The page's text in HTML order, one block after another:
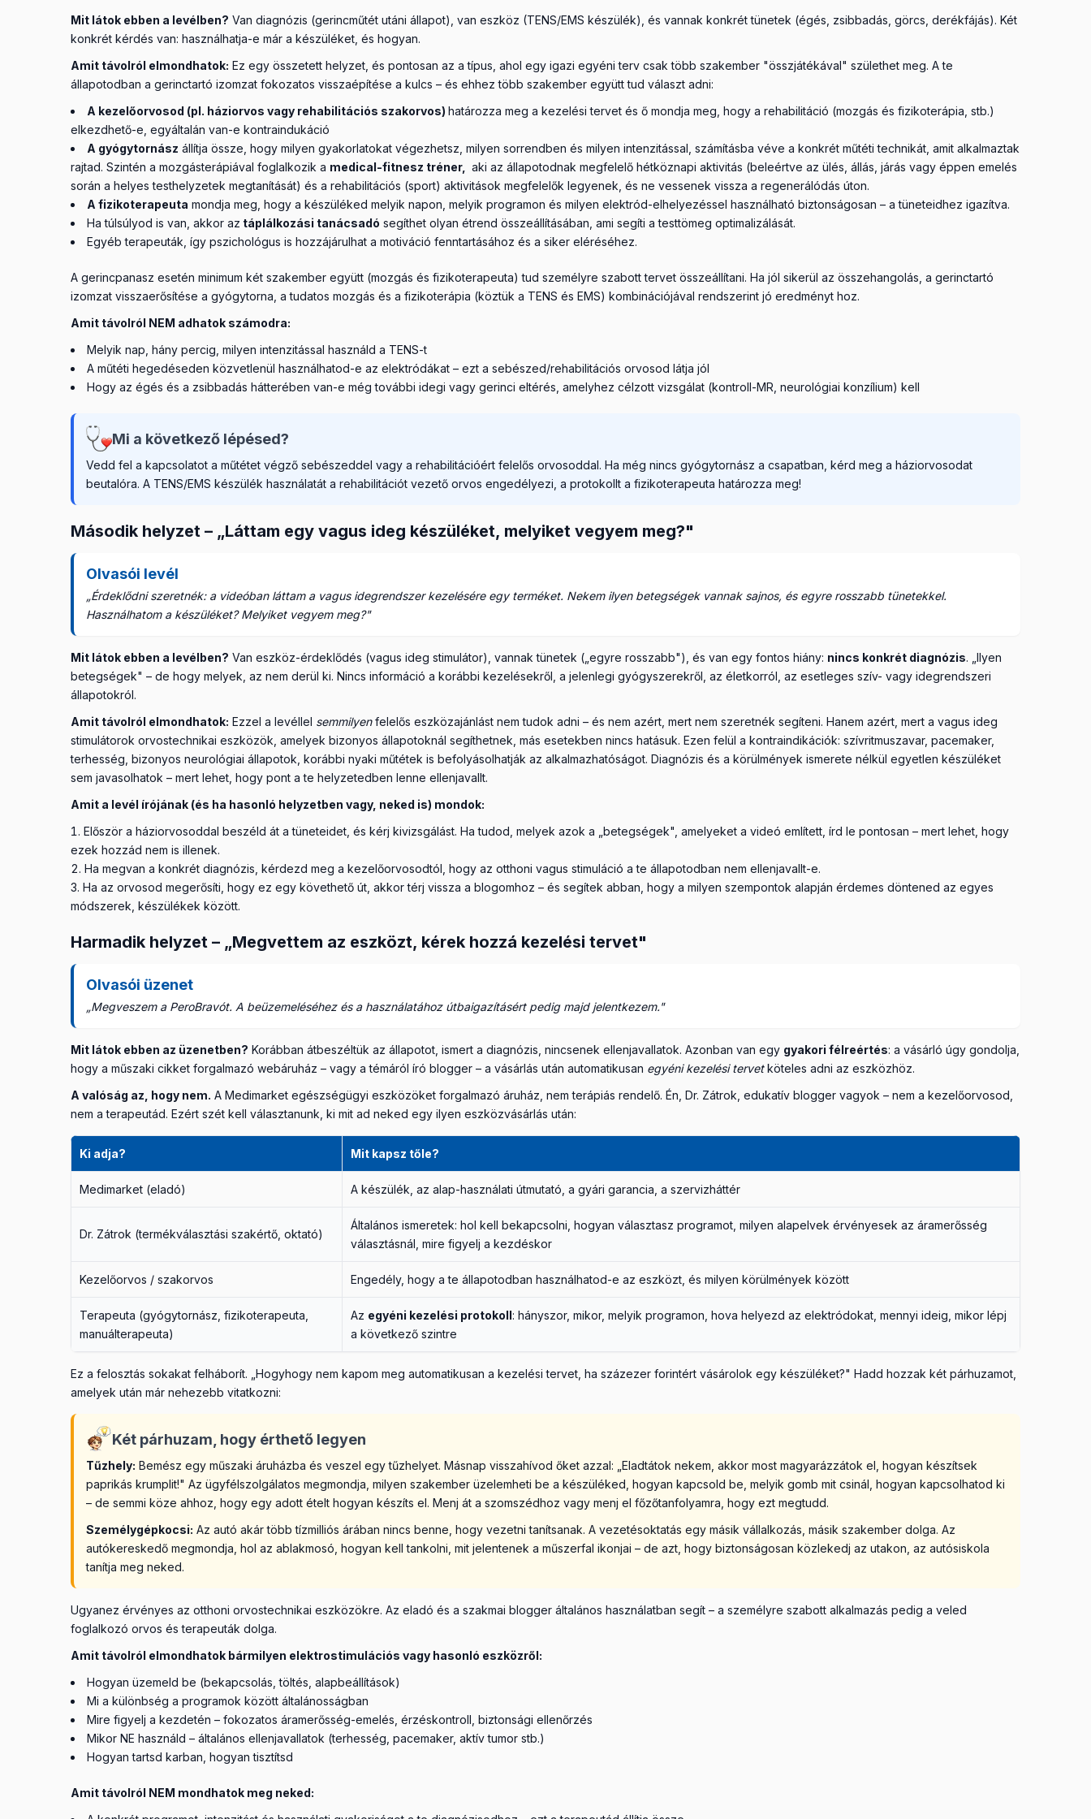
Mit látok ebben a levélben? Van diagnózis (gerincműtét utáni állapot), van eszköz (TENS/EMS készülék), és vannak konkrét tünetek (égés, zsibbadás, görcs, derékfájás). Két
konkrét kérdés van: használhatja-e már a készüléket, és hogyan.
Amit távolról elmondhatok: Ez egy összetett helyzet, és pontosan az a típus, ahol egy igazi egyéni terv csak több szakember "összjátékával" születhet meg. A te
állapotodban a gerinctartó izomzat fokozatos visszaépítése a kulcs – és ehhez több szakember együtt tud választ adni:
A kezelőorvosod (pl. háziorvos vagy rehabilitációs szakorvos) határozza meg a kezelési tervet és ő mondja meg, hogy a rehabilitáció (mozgás és fizikoterápia, stb.)
elkezdhető-e, egyáltalán van-e kontraindukáció
A gyógytornász állítja össze, hogy milyen gyakorlatokat végezhetsz, milyen sorrendben és milyen intenzitással, számításba véve a konkrét műtéti technikát, amit alkalmaztak
rajtad. Szintén a mozgásterápiával foglalkozik a medical-fitnesz tréner,
aki az állapotodnak megfelelő hétköznapi aktivitás (beleértve az ülés, állás, járás vagy éppen emelés
során a helyes testhelyzetek megtanítását) és a rehabilitációs (sport) aktivitások megfelelők legyenek, és ne vessenek vissza a regenerálódás úton.
A fizikoterapeuta mondja meg, hogy a készüléked melyik napon, melyik programon és milyen elektród-elhelyezéssel használható biztonságosan – a tüneteidhez igazítva.
Ha túlsúlyod is van, akkor az táplálkozási tanácsadó segíthet olyan étrend összeállításában, ami segíti a testtömeg optimalizálását.
Egyéb terapeuták, így pszichológus is hozzájárulhat a motiváció fenntartásához és a siker eléréséhez.
A gerincpanasz esetén minimum két szakember együtt (mozgás és fizikoterapeuta) tud személyre szabott tervet összeállítani. Ha jól sikerül az összehangolás, a gerinctartó
izomzat visszaerősítése a gyógytorna, a tudatos mozgás és a fizikoterápia (köztük a TENS és EMS) kombinációjával rendszerint jó eredményt hoz.
Amit távolról NEM adhatok számodra:
Melyik nap, hány percig, milyen intenzitással használd a TENS-t
A műtéti hegedéseden közvetlenül használhatod-e az elektródákat – ezt a sebészed/rehabilitációs orvosod látja jól
Hogy az égés és a zsibbadás hátterében van-e még további idegi vagy gerinci eltérés, amelyhez célzott vizsgálat (kontroll-MR, neurológiai konzílium) kell
Mi a következő lépésed?
Vedd fel a kapcsolatot a műtétet végző sebészeddel vagy a rehabilitációért felelős orvosoddal. Ha még nincs gyógytornász a csapatban, kérd meg a háziorvosodat
beutalóra. A TENS/EMS készülék használatát a rehabilitációt vezető orvos engedélyezi, a protokollt a fizikoterapeuta határozza meg!
Második helyzet – „Láttam egy vagus ideg készüléket, melyiket vegyem meg?"
Olvasói levél
„Érdeklődni szeretnék: a videóban láttam a vagus idegrendszer kezelésére egy terméket. Nekem ilyen betegségek vannak sajnos, és egyre rosszabb tünetekkel.
Használhatom a készüléket? Melyiket vegyem meg?"
Mit látok ebben a levélben? Van eszköz-érdeklődés (vagus ideg stimulátor), vannak tünetek („egyre rosszabb"), és van egy fontos hiány: nincs konkrét diagnózis. „Ilyen
betegségek" – de hogy melyek, az nem derül ki. Nincs információ a korábbi kezelésekről, a jelenlegi gyógyszerekről, az életkorról, az esetleges szív- vagy idegrendszeri
állapotokról.
Amit távolról elmondhatok: Ezzel a levéllel semmilyenfelelős eszközajánlást nem tudok adni – és nem azért, mert nem szeretnék segíteni. Hanem azért, mert a vagus ideg
stimulátorok orvostechnikai eszközök, amelyek bizonyos állapotoknál segíthetnek, más esetekben nincs hatásuk. Ezen felül a kontraindikációk: szívritmuszavar, pacemaker,
terhesség, bizonyos neurológiai állapotok, korábbi nyaki műtétek is befolyásolhatják az alkalmazhatóságot. Diagnózis és a körülmények ismerete nélkül egyetlen készüléket
sem javasolhatok – mert lehet, hogy pont a te helyzetedben lenne ellenjavallt.
Amit a levél írójának (és ha hasonló helyzetben vagy, neked is) mondok:
Először a háziorvosoddal beszéld át a tüneteidet, és kérj kivizsgálást. Ha tudod, melyek azok a „betegségek", amelyeket a videó említett, írd le pontosan – mert lehet, hogy
ezek hozzád nem is illenek.
Ha megvan a konkrét diagnózis, kérdezd meg a kezelőorvosodtól, hogy az otthoni vagus stimuláció a te állapotodban nem ellenjavallt-e.
Ha az orvosod megerősíti, hogy ez egy követhető út, akkor térj vissza a blogomhoz – és segítek abban, hogy a milyen szempontok alapján érdemes döntened az egyes
módszerek, készülékek között.
Harmadik helyzet – „Megvettem az eszközt, kérek hozzá kezelési tervet"
Olvasói üzenet
„Megveszem a PeroBravót. A beüzemeléséhez és a használatához útbaigazításért pedig majd jelentkezem."
Mit látok ebben az üzenetben? Korábban átbeszéltük az állapotot, ismert a diagnózis, nincsenek ellenjavallatok. Azonban van egy gyakori félreértés: a vásárló úgy gondolja,
hogy a műszaki cikket forgalmazó webáruház – vagy a témáról író blogger – a vásárlás után automatikusan egyéni kezelési tervetköteles adni az eszközhöz.
A valóság az, hogy nem. A Medimarket egészségügyi eszközöket forgalmazó áruház, nem terápiás rendelő. Én, Dr. Zátrok, edukatív blogger vagyok – nem a kezelőorvosod,
nem a terapeutád. Ezért szét kell választanunk, ki mit ad neked egy ilyen eszközvásárlás után:
Ki adja? Mit kapsz tőle?
Medimarket (eladó) A készülék, az alap-használati útmutató, a gyári garancia, a szervizháttér
Dr. Zátrok (termékválasztási szakértő, oktató)
Általános ismeretek: hol kell bekapcsolni, hogyan választasz programot, milyen alapelvek érvényesek az áramerősség
választásnál, mire figyelj a kezdéskor
Kezelőorvos / szakorvos Engedély, hogy a te állapotodban használhatod-e az eszközt, és milyen körülmények között
Terapeuta (gyógytornász, fizikoterapeuta,
manuálterapeuta)
Az egyéni kezelési protokoll: hányszor, mikor, melyik programon, hova helyezd az elektródokat, mennyi ideig, mikor lépj
a következő szintre
Ez a felosztás sokakat felháborít. „Hogyhogy nem kapom meg automatikusan a kezelési tervet, ha százezer forintért vásárolok egy készüléket?" Hadd hozzak két párhuzamot,
amelyek után már nehezebb vitatkozni:
Két párhuzam, hogy érthető legyen
Tűzhely: Bemész egy műszaki áruházba és veszel egy tűzhelyet. Másnap visszahívod őket azzal: „Eladtátok nekem, akkor most magyarázzátok el, hogyan készítsek
paprikás krumplit!" Az ügyfélszolgálatos megmondja, milyen szakember üzelemheti be a készüléked, hogyan kapcsold be, melyik gomb mit csinál, hogyan kapcsolhatod ki
– de semmi köze ahhoz, hogy egy adott ételt hogyan készíts el. Menj át a szomszédhoz vagy menj el főzőtanfolyamra, hogy ezt megtudd.
Személygépkocsi: Az autó akár több tízmilliós árában nincs benne, hogy vezetni tanítsanak. A vezetésoktatás egy másik vállalkozás, másik szakember dolga. Az
autókereskedő megmondja, hol az ablakmosó, hogyan kell tankolni, mit jelentenek a műszerfal ikonjai – de azt, hogy biztonságosan közlekedj az utakon, az autósiskola
tanítja meg neked.
Ugyanez érvényes az otthoni orvostechnikai eszközökre. Az eladó és a szakmai blogger általános használatban segít – a személyre szabott alkalmazás pedig a veled
foglalkozó orvos és terapeuták dolga.
Amit távolról elmondhatok bármilyen elektrostimulációs vagy hasonló eszközről:
Hogyan üzemeld be (bekapcsolás, töltés, alapbeállítások)
Mi a különbség a programok között általánosságban
Mire figyelj a kezdetén – fokozatos áramerősség-emelés, érzéskontroll, biztonsági ellenőrzés
Mikor NE használd – általános ellenjavallatok (terhesség, pacemaker, aktív tumor stb.)
Hogyan tartsd karban, hogyan tisztítsd
Amit távolról NEM mondhatok meg neked: